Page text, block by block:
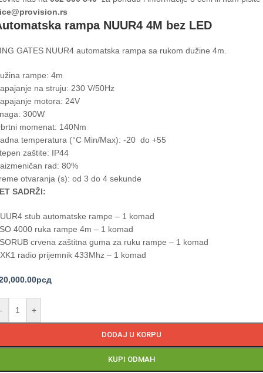
rampa NUUR4 4M bez LED
GATES NUUR4 automatska rampa sa rukom dužine 4m.
rampe: 4m
na struju: 230 V/50Hz
motora: 24V
300W
momenat: 140Nm
temperatura (°C Min/Max): -20 do +55
zaštite: IP44
rad: 80%
otvaranja (s): od 3 do 4 sekunde
SADRŽI:
stub automatske rampe – 1 komad
4000 ruka rampe 4m – 1 komad
crvena zaštitna guma za ruku rampe – 1 komad
radio prijemnik 433Mhz – 1 komad
рсд
- +
DODAJ U KORPU
KUPI ODMAH